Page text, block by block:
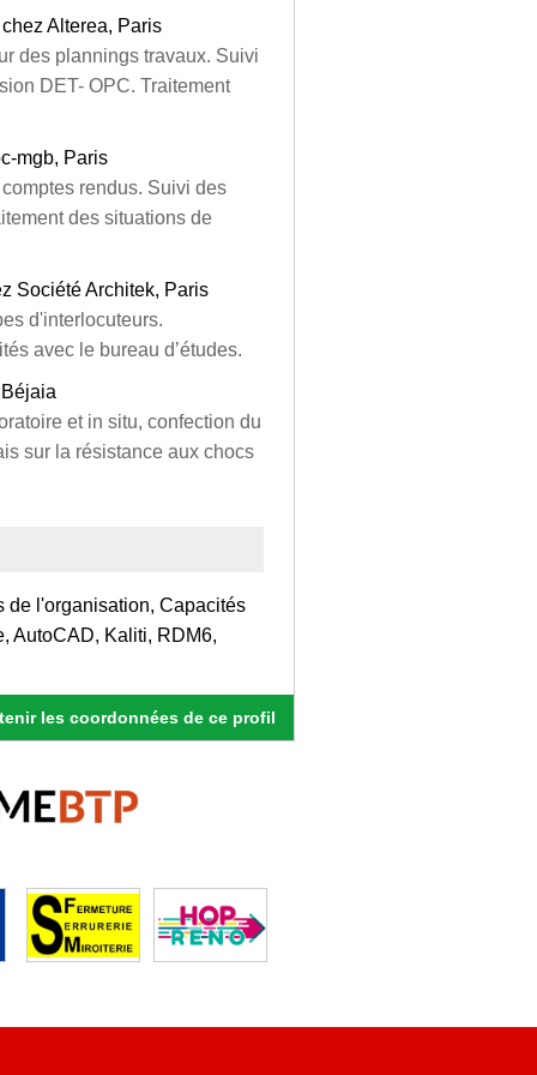
Alterea, Paris
des plannings travaux. Suivi
DET- OPC. Traitement
mgb, Paris
rendus. Suivi des
des situations de
Société Architek, Paris
d'interlocuteurs.
avec le bureau d’études.
et in situ, confection du
sur la résistance aux chocs
de l'organisation, Capacités
AutoCAD, Kaliti, RDM6,
les coordonnées de ce profil